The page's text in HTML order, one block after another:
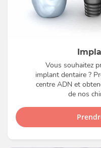
Vous souhaitez
implant dentaire ?
centre ADN et
de nos